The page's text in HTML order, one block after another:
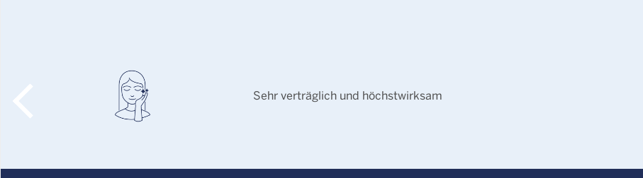
Sehr verträglich und höchstwirksam